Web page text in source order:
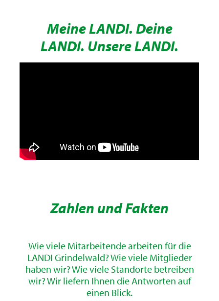
Meine LANDI. Deine
LANDI. Unsere LANDI.
Zahlen und Fakten
Wie viele Mitarbeitende arbeiten für die
LANDI Grindelwald? Wie viele Mitglieder
haben wir? Wie viele Standorte betreiben
wir? Wir liefern Ihnen die Antworten auf
einen Blick.